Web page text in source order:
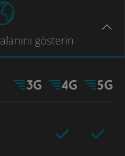
alanını gösterin